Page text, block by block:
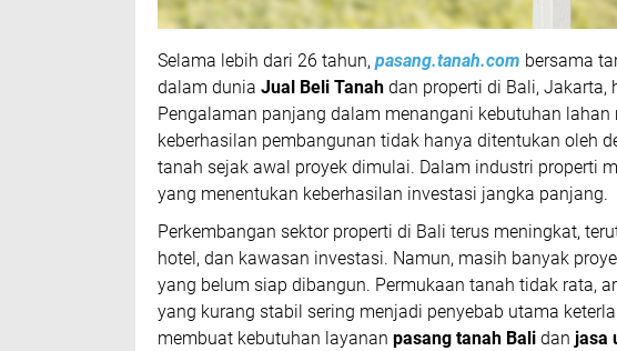
Selama lebih dari 26 tahun, pasang.tanah.com bersama
dalam dunia Jual Beli Tanah dan properti di Bali, Jakarta,
Pengalaman panjang dalam menangani kebutuhan
keberhasilan pembangunan tidak hanya ditentukan oleh
tanah sejak awal proyek dimulai. Dalam industri properti
yang menentukan keberhasilan investasi jangka panjang.
Perkembangan sektor properti di Bali terus meningkat,
hotel, dan kawasan investasi. Namun, masih banyak
yang belum siap dibangun. Permukaan tanah tidak rata,
yang kurang stabil sering menjadi penyebab utama
membuat kebutuhan layanan pasang tanah Bali dan jasa